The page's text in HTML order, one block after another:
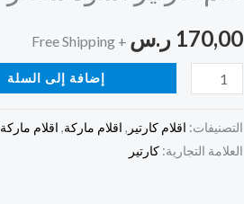
170,00 ر.س + Free Shipping
إضافة إلى السلة
التصنيفات: اقلام كارتير , اقلام ماركة, اقلام ماركة
العلامة التجارية:كارتير